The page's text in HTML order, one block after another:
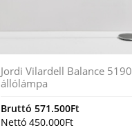
Jordi Vilardell Balance 5190
állólámpa
Bruttó 571.500Ft
Nettó 450.000Ft